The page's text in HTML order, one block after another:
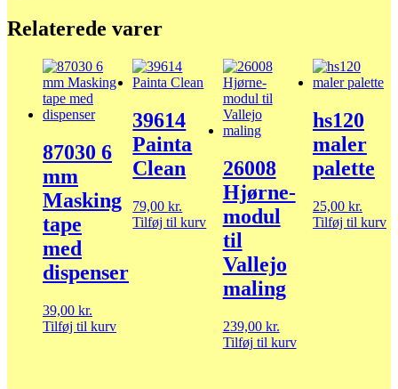
Relaterede varer
87030 6
mm
Masking
tape
med
dispenser
39,00 kr.
Tilføj til kurv
39614
Painta
Clean
79,00kr.
Tilføj til kurv
26008
Hjørne-
modul
til
Vallejo
maling
239,00 kr.
Tilføj til kurv
hs120
maler
palette
25,00 kr.
Tilføj til kurv